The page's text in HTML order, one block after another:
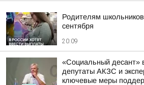
Родителям
сентября
20:09
«Социальный десант»
депутаты АКЗС и
ключевые меры